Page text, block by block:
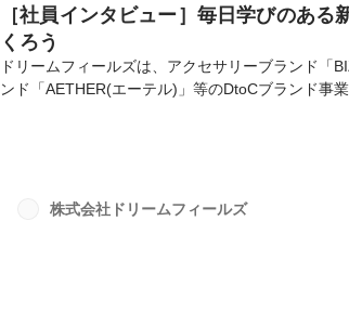
［社員インタビュー］毎日学びのあ
くろう
ドリームフィールズは、アクセサリーブランド「
ンド「AETHER(エーテル)」等のDtoCブランド事
拡大を受けて2020年度より採用を強化しており新
社を決めたのかを、お話を聞いてみました！今回
株式会社ドリームフィールズ